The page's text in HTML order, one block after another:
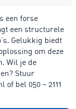
een forse
een structurele
Gelukkig biedt
om deze
Wil je de
Stuur
bel 050 – 2111